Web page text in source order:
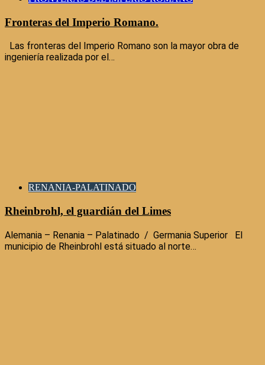
Fronteras del Imperio Romano.
Las fronteras del Imperio Romano son la mayor obra de
ingeniería realizada por el…
RENANIA-PALATINADO
Rheinbrohl, el guardián del Limes
Alemania – Renania – Palatinado / Germania Superior El
municipio de Rheinbrohl está situado al norte…